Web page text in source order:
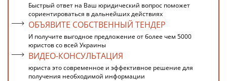
Быстрый ответ на Ваш юридический вопрос поможет
сориентироваться в дальнейших действиях
ОБЪЯВИТЕ СОБСТВЕННЫЙ ТЕНДЕР
И получите выгодное предложение от более чем 5000
юристов со всей Украины
ВИДЕО-КОНСУЛЬТАЦИЯ
юриста это современное и эффективное решение для
получения необходимой информации